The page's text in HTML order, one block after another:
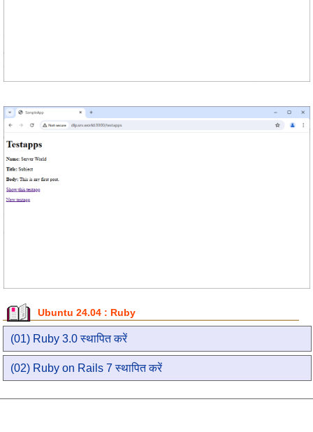
Ubuntu 24.04 : Ruby
(01) Ruby 3.0 स्थापित करें
(02) Ruby on Rails 7 स्थापित करें